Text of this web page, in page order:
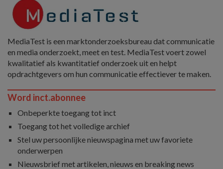
MediaTest is een marktonderzoeksbureau dat communicatie
en media onderzoekt, meet en test. MediaTest voert zowel
kwalitatief als kwantitatief onderzoek uit en helpt
opdrachtgevers om hun communicatie effectiever te maken.
Word inct.abonnee
Onbeperkte toegang tot inct
Toegang tot het volledige archief
Stel uw persoonlijke nieuwspagina met uw favoriete
onderwerpen
Nieuwsbrief met artikelen, nieuws en breaking news